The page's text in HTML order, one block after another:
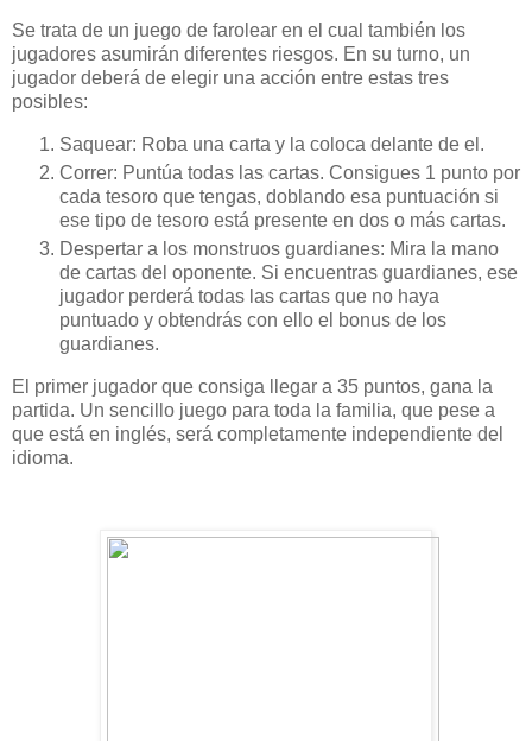
Se trata de un juego de farolear en el cual también los
jugadores asumirán diferentes riesgos. En su turno, un
jugador deberá de elegir una acción entre estas tres
posibles:
Saquear: Roba una carta y la coloca delante de el.
Correr: Puntúa todas las cartas. Consigues 1 punto por
cada tesoro que tengas, doblando esa puntuación si
ese tipo de tesoro está presente en dos o más cartas.
Despertar a los monstruos guardianes: Mira la mano
de cartas del oponente. Si encuentras guardianes, ese
jugador perderá todas las cartas que no haya
puntuado y obtendrás con ello el bonus de los
guardianes.
El primer jugador que consiga llegar a 35 puntos, gana la
partida. Un sencillo juego para toda la familia, que pese a
que está en inglés, será completamente independiente del
idioma.